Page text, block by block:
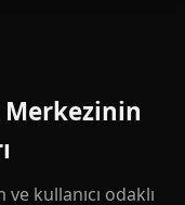
Merkezinin
kullanıcı odaklı